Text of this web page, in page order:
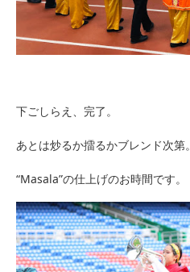
下ごしらえ、完了。
あとは炒るか擂るかブレンド次第。
“Masala”の仕上げのお時間です。